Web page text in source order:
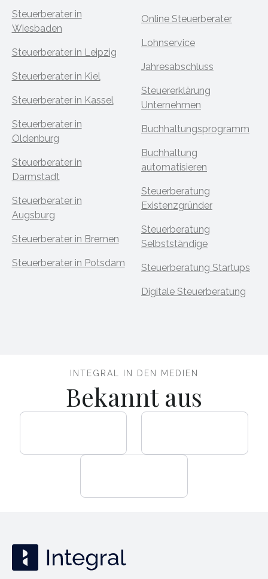
Steuerberater in
Wiesbaden
Steuerberater in Leipzig
Steuerberater in Kiel
Steuerberater in Kassel
Steuerberater in
Oldenburg
Steuerberater in
Darmstadt
Steuerberater in
Augsburg
Steuerberater in Bremen
Steuerberater in Potsdam
Online Steuerberater
Lohnservice
Jahresabschluss
Steuererklärung
Unternehmen
Buchhaltungsprogramm
Buchhaltung
automatisieren
Steuerberatung
Existenzgründer
Steuerberatung
Selbstständige
Steuerberatung Startups
Digitale Steuerberatung
INTEGRAL IN DEN MEDIEN
Bekannt aus